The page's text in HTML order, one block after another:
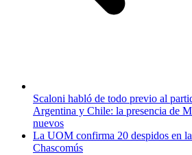
Scaloni habló de todo previo al
Argentina y Chile: la presencia de
nuevos
La UOM confirma 20 despidos en
Chascomús